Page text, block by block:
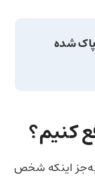
پاک شده
کنیم؟
اینکه شخص